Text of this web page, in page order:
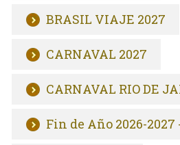
BRASIL VIAJE 2027
CARNAVAL 2027
CARNAVAL RIO DE
Fin de Año 2026-